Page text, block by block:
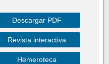
Descargar PDF
Revista interactiva
Hemeroteca